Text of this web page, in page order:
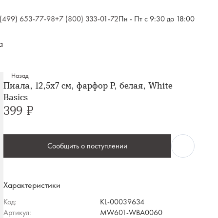
653-77-98+7 (800) 333-01-72Пн - Пт с 9:30 до 18:00
Назад
Пиала, 12,5х7 см, фарфор P, белая, White
Basics
399 ₽
Сообщить о поступлении
Характеристики
Код:
KL-00039634
Артикул:
MW601-WBA0060